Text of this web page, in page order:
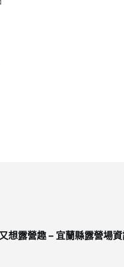
又想露營趣 – 宜蘭縣露營場